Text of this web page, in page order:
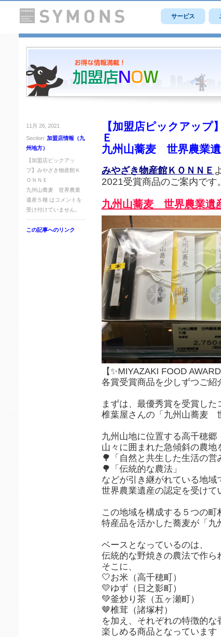
サービス
11月 26, 2021
Section: 加盟店情報（九
州地方）
【加盟店ピックアッ
プ】みやざき物産館Ｋ
ＯＮＮＥ
九州山蕎麦 世界農業
遺産５種 は コメントを
受け付けていません。
この記事へのリンク
【加盟店ピックアップ
Ｅ
九州山蕎麦 世界農業
みやざき物産館ＫＯＮＮＥ
2021受賞商品のご案内です
九州山蕎麦 世界農業遺
【✨MIYAZAKI FOOD
各賞受賞商品を少しずつご紹
まずは、最優秀賞を受賞した
椎葉屋さんの「九州山蕎麦
九州山地に位置する高千穂郷
山々に囲まれた急傾斜の農地
🌳「自然と共生した生活の営
🌳「伝統的な農法」
などが引き継がれている地域
世界農業遺産の認定を受けて
この地域を構成する５つの町
特産品を活かした蕎麦が「九
ベースとなっているのは、
伝統的な野焼きの農法で作ら
そこに、
🤍お米（高千穂町）
💛ゆず（日之影町）
💚釜炒り茶（五ヶ瀬町）
🤎椎茸（諸塚村）
を加え、それぞれの特徴的な
楽しめる商品となっています